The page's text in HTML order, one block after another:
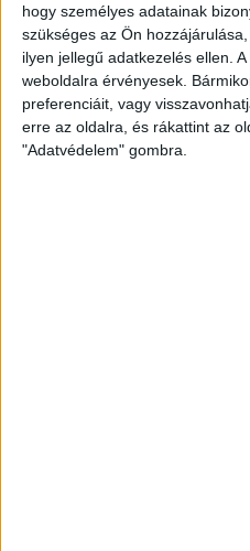
hogy személyes adatainak
szükséges az Ön
ilyen jellegű adatkezelés ellen.
weboldalra érvényesek.
preferenciáit, vagy
erre az oldalra, és rákattint az
"Adatvédelem" gombra.
Bővíti kínálatát a
Raval